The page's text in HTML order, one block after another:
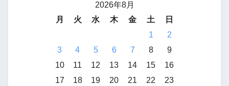
2026年8月
月
火 水 木 金 土
日
1
2
3
4 5 6 7 8
9
10
11 12 13 14 15
16
17
18 19 20 21 22
23